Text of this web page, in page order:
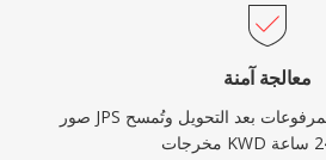
معالجة آمنة
صور JPS تبقى آمنة — تُحذف المرفوعات بعد التحويل وتُمسح